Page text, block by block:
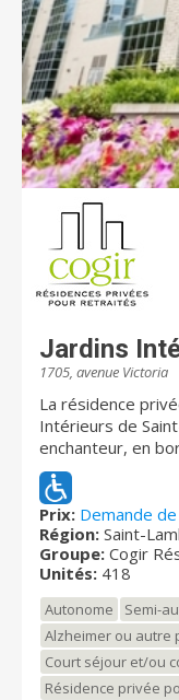
Jardins
1705, avenue Victoria
La résidence
Intérieurs de
enchanteur, en
proposons un
en vous offrant
répondent à vos
et dévoué assure
Prix: Demande
Région: Saint-
Groupe: Cogir
Unités: 418
Autonome
Semi-
Alzheimer ou autre
Court séjour et/ou
Résidence privée